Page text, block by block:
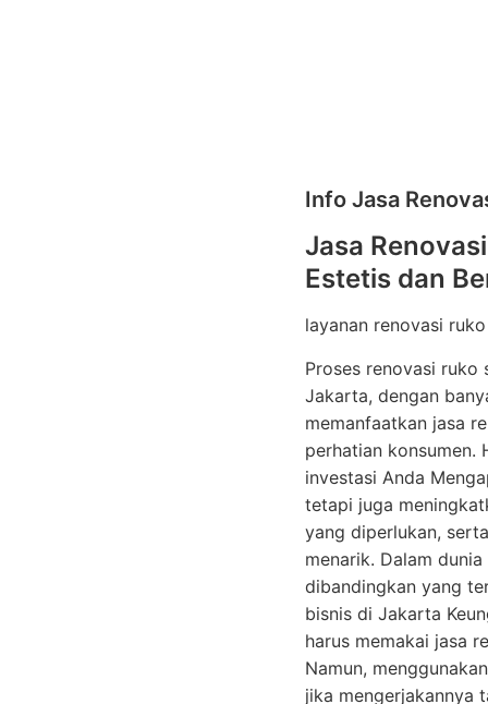
Info Jasa
Jasa
Estetis dan
layanan renovasi ruko
Proses renovasi ruko
Jakarta, dengan
memanfaatkan jasa
perhatian konsumen.
investasi Anda
tetapi juga
yang diperlukan,
menarik. Dalam
dibandingkan yang
bisnis di Jakarta
harus memakai jasa
Namun,
jika mengerjakannya